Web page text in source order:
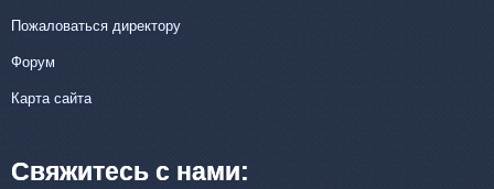
Пожаловаться директору
Форум
Карта сайта
Свяжитесь с нами: